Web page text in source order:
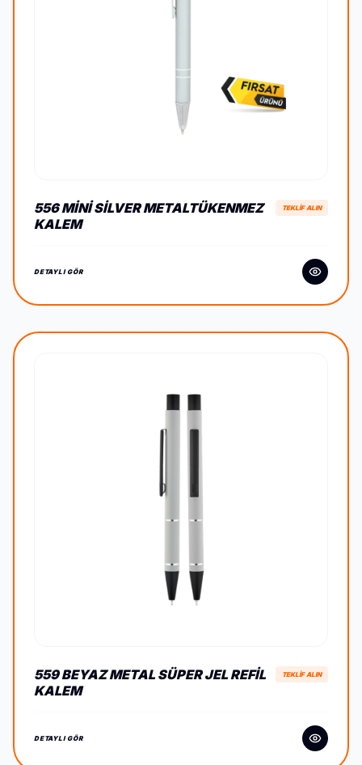
556 MİNİ SILVER METALTÜKENMEZ
KALEM
TEKLİF ALIN
DETAYLI GÖR
559 BEYAZ METAL SÜPER JEL REFIL
KALEM
TEKLİF ALIN
DETAYLI GÖR